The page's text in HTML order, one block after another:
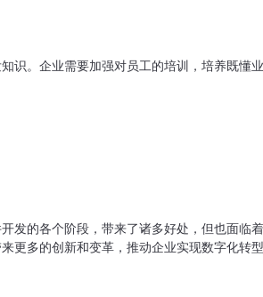
识。企业需要加强对员工的培训，培养既懂
发的各个阶段，带来了诸多好处，但也面临
更多的创新和变革，推动企业实现数字化转